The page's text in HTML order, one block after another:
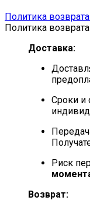
Политика
Политика
Доставка:
Сроки и
Риск
Возврат: